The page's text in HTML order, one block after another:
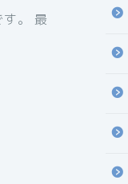
。 最